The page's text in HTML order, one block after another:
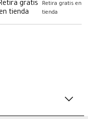
Retira gratis en
tienda